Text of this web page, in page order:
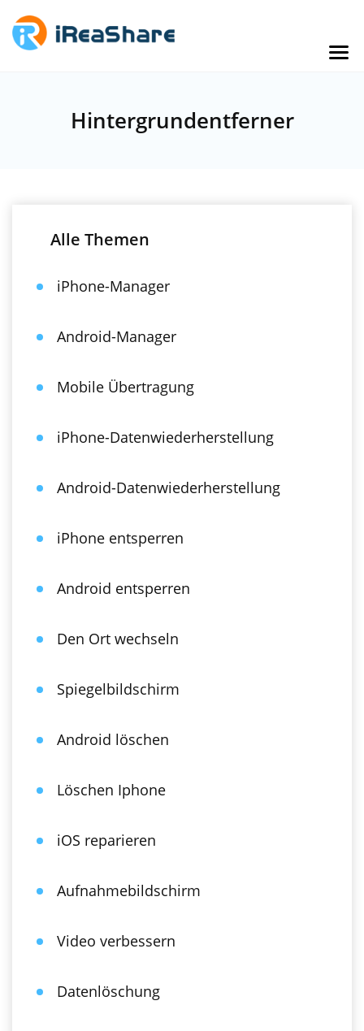
Hintergrundentferner
Alle Themen
iPhone-Manager
Android-Manager
Mobile Übertragung
iPhone-Datenwiederherstellung
Android-Datenwiederherstellung
iPhone entsperren
Android entsperren
Den Ort wechseln
Spiegelbildschirm
Android löschen
Löschen Iphone
iOS reparieren
Aufnahmebildschirm
Video verbessern
Datenlöschung